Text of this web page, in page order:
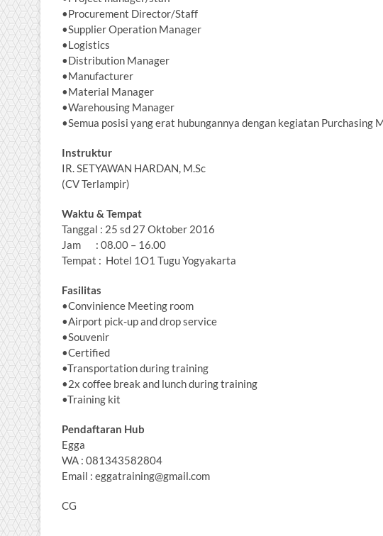
•Procurement Director/Staff
•Supplier Operation Manager
•Logistics
•Distribution Manager
•Manufacturer
•Material Manager
•Warehousing Manager
•Semua posisi yang erat hubungannya dengan kegiatan Purchasing
Instruktur
IR. SETYAWAN HARDAN, M.Sc
(CV Terlampir)
Waktu & Tempat
Tanggal : 25 sd 27 Oktober 2016
Jam : 08.00 – 16.00
Tempat : Hotel 1O1 Tugu Yogyakarta
Fasilitas
•Convinience Meeting room
•Airport pick-up and drop service
•Souvenir
•Certified
•Transportation during training
•2x coffee break and lunch during training
•Training kit
Pendaftaran Hub
Egga
WA : 081343582804
Email : eggatraining@gmail.com
CG